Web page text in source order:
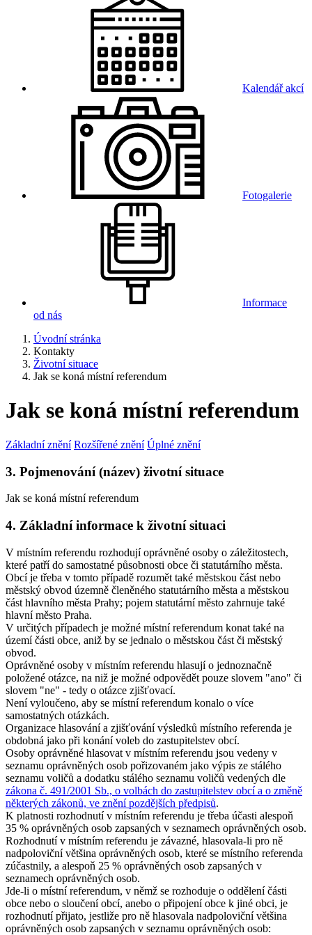
Kalendář akcí
Fotogalerie
Informace
od nás
Úvodní stránka
Kontakty
Životní situace
Jak se koná místní referendum
Jak se koná místní referendum
Základní znění Rozšířené znění Úplné znění
3. Pojmenování (název) životní situace
Jak se koná místní referendum
4. Základní informace k životní situaci
V místním referendu rozhodují oprávněné osoby o záležitostech,
které patří do samostatné působnosti obce či statutárního města.
Obcí je třeba v tomto případě rozumět také městskou část nebo
městský obvod územně členěného statutárního města a městskou
část hlavního města Prahy; pojem statutární město zahrnuje také
hlavní město Praha.
V určitých případech je možné místní referendum konat také na
území části obce, aniž by se jednalo o městskou část či městský
obvod.
Oprávněné osoby v místním referendu hlasují o jednoznačně
položené otázce, na niž je možné odpovědět pouze slovem "ano" či
slovem "ne" - tedy o otázce zjišťovací.
Není vyloučeno, aby se místní referendum konalo o více
samostatných otázkách.
Organizace hlasování a zjišťování výsledků místního referenda je
obdobná jako při konání voleb do zastupitelstev obcí.
Osoby oprávněné hlasovat v místním referendu jsou vedeny v
seznamu oprávněných osob pořizovaném jako výpis ze stálého
seznamu voličů a dodatku stálého seznamu voličů vedených dle
zákona č. 491/2001 Sb., o volbách do zastupitelstev obcí a o změně
některých zákonů, ve znění pozdějších předpisů.
K platnosti rozhodnutí v místním referendu je třeba účasti alespoň
35 % oprávněných osob zapsaných v seznamech oprávněných osob.
Rozhodnutí v místním referendu je závazné, hlasovala-li pro ně
nadpoloviční většina oprávněných osob, které se místního referenda
zúčastnily, a alespoň 25 % oprávněných osob zapsaných v
seznamech oprávněných osob.
Jde-li o místní referendum, v němž se rozhoduje o oddělení části
obce nebo o sloučení obcí, anebo o připojení obce k jiné obci, je
rozhodnutí přijato, jestliže pro ně hlasovala nadpoloviční většina
oprávněných osob zapsaných v seznamu oprávněných osob: